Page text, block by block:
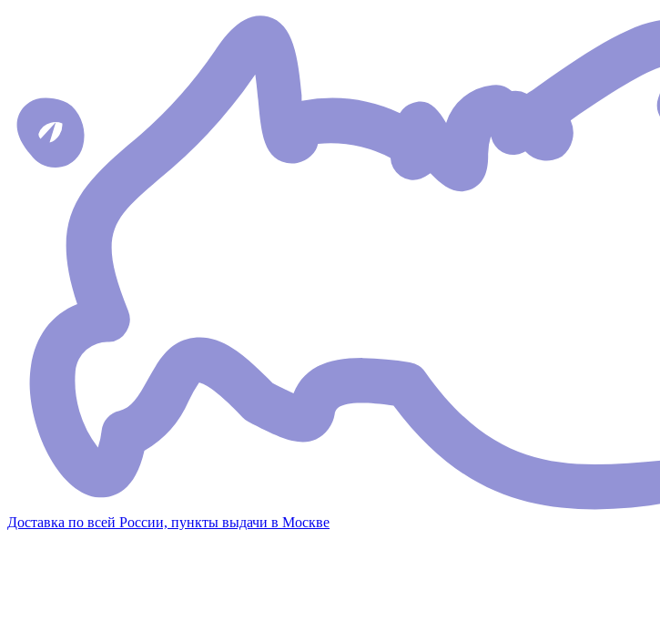
Доставка по всей России, пункты выдачи в Москве